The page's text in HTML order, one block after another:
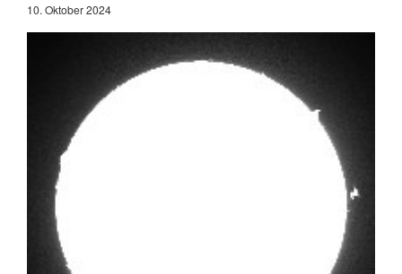
10. Oktober 2024